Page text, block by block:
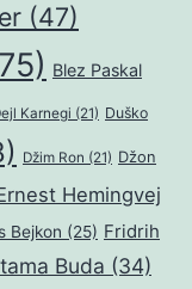
(47)
Blez Paskal
Karnegi (21) Duško
Džim Ron (21) Džon
Hemingvej
Bejkon (25) Fridrih
Buda (34)